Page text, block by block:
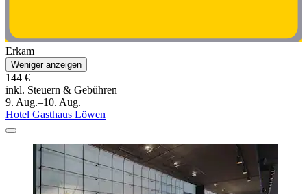
Erkam
Weniger anzeigen
144 €
inkl. Steuern & Gebühren
9. Aug.–10. Aug.
Hotel Gasthaus Löwen